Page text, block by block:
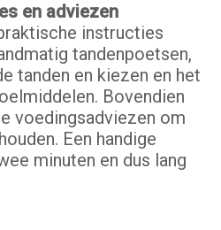
en adviezen
instructies
tandenpoetsen,
tanden en kiezen en het
Bovendien
voedingsadviezen om
Een handige
minuten en dus lang